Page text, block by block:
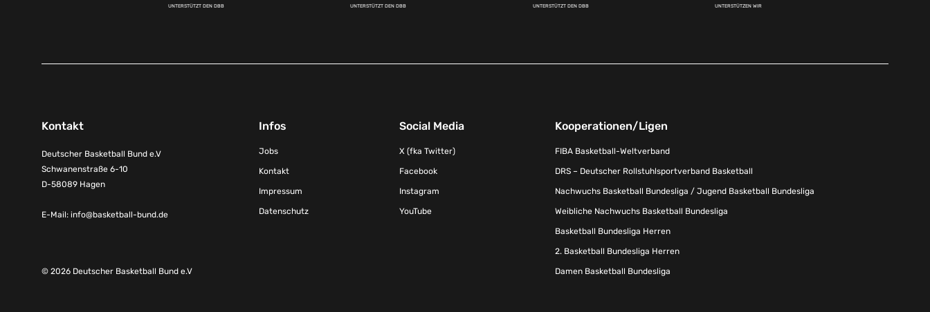
UNTERSTÜTZT DEN DBB UNTERSTÜTZT DEN DBB UNTERSTÜTZT DEN DBB UNTERSTÜTZEN WIR
Kontakt
Deutscher Basketball Bund e.V
Schwanenstraße 6-10
D-58089 Hagen
E-Mail: info@basketball-bund.de
Infos
Jobs
Kontakt
Impressum
Datenschutz
Social Media
X (fka Twitter)
Facebook
Instagram
YouTube
Kooperationen/Ligen
FIBA Basketball-Weltverband
DRS – Deutscher Rollstuhlsportverband Basketball
Nachwuchs Basketball Bundesliga / Jugend Basketball Bundesliga
Weibliche Nachwuchs Basketball Bundesliga
Basketball Bundesliga Herren
2. Basketball Bundesliga Herren
Damen Basketball Bundesliga
© 2026 Deutscher Basketball Bund e.V